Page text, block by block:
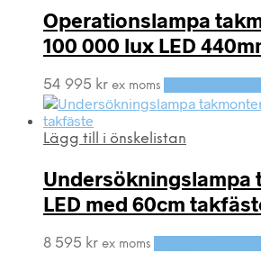
Operationslampa
100 000 lux LED
54 995 kr ex moms
Lägg till i önskelistan
Undersökningslampa
LED med 60cm
8 595 kr ex moms